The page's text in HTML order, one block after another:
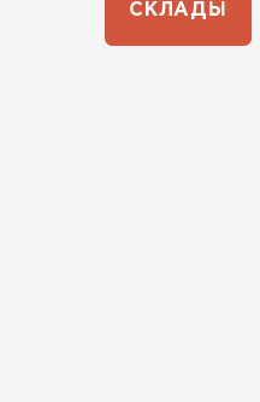
СКЛАДЫ